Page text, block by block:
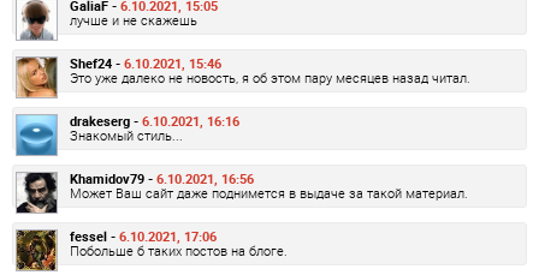
GaliaF - 6.10.2021, 15:05
лучше и не скажешь
Shef24 - 6.10.2021, 15:46
Это уже далеко не новость, я об этом пару месяцев назад читал.
drakeserg - 6.10.2021, 16:16
Знакомый стиль...
Khamidov79 - 6.10.2021, 16:56
Может Ваш сайт даже поднимется в выдаче за такой материал.
fessel - 6.10.2021, 17:06
Побольше б таких постов на блоге.